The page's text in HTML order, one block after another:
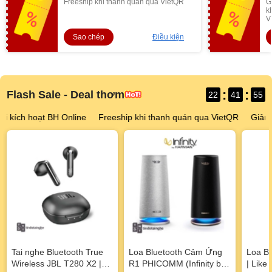
Sao chép Điều kiện
Flash Sale - Deal thơm 22 : 41 : 53
BH Online Freeship khi thanh quán qua VietQR Giảm thêm
Tai nghe Bluetooth True
Wireless JBL T280 X2 |
Loa Bluetooth Cảm Ứng
R1 PHICOMM (Infinity by
Loa
| Like